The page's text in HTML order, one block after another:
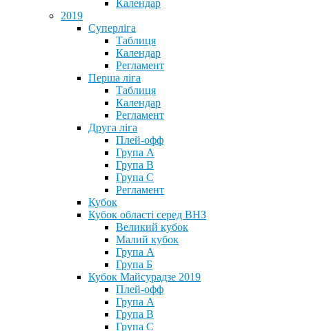
Календар
2019
Суперліга
Таблиця
Календар
Регламент
Перша ліга
Таблиця
Календар
Регламент
Друга ліга
Плей-офф
Група А
Група В
Група С
Регламент
Кубок
Кубок області серед ВНЗ
Великий кубок
Малий кубок
Група А
Група Б
Кубок Майсурадзе 2019
Плей-офф
Група А
Група В
Група С